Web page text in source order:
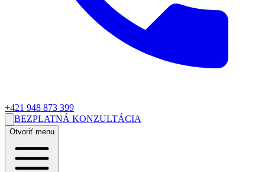
+421 948 873 399
BEZPLATNÁ KONZULTÁCIA
Otvoriť menu